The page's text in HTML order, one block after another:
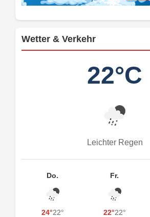
Wetter & Verkehr
22°C
Leichter Regen
Do.
24°22°
Fr.
22°22°